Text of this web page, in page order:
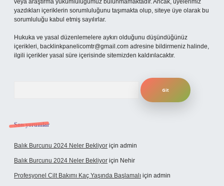
veya araştırma yükümlülüğümüz bulunmamaktadır. Ancak, üyelerimiz
yazdıkları içeriklerin sorumluluğunu taşımakta olup, siteye üye olarak bu
sorumluluğu kabul etmiş sayılırlar.
Hukuka ve yasal düzenlemelere aykırı olduğunu düşündüğünüz
içerikleri, backlinkpanelicomtr@gmail.com adresine bildirmeniz halinde,
ilgili içerikler yasal süre içerisinde sitemizden kaldırılacaktır.
Son yorumlar
Balık Burcunu 2024 Neler Bekliyor için admin
Balık Burcunu 2024 Neler Bekliyor için Nehir
Profesyonel Cilt Bakımı Kaç Yaşında Başlamalı için admin